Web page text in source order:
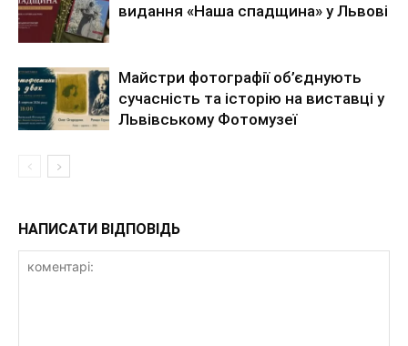
видання «Наша спадщина» у Львові
Майстри фотографії об’єднують
сучасність та історію на виставці у
Львівському Фотомузеї
НАПИСАТИ ВІДПОВІДЬ